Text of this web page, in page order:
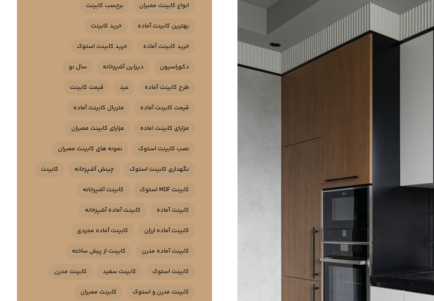
انواع کابینت ممبران برچسب کابینت
بهترین کابینت آماده خرید کابینت
خرید کابینت آماده خرید کابینت استوک
دکوراسیون دیزاین آشپزخانه سال نو
طرح کابینت آماده عید قیمت کابینت
قیمت کابینت آماده متریال کابینت آماده
مزایای کابینت اماده مزایای کابینت ممبران
نصب کابینت استوک نمونه های کابینت ممبران
نگهداری کابینت استوک چینش آشپزخانه کابینت
کابینت MDF استوک کابینت آشپزخانه
کابینت آماده کابینت آماده آشپزخانه
کابینت آماده ارزان کابینت آماده مجردی
کابینت آماده مدرن کابینت از پیش ساخته
کابینت استوک کابینت سفید کابینت مدرن
کابینت مدرن و استوک کابینت ممبران